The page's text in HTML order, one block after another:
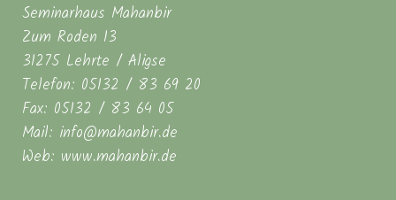
Seminarhaus Mahanbir
Zum Roden 13
31275 Lehrte / Aligse
Telefon: 05132 / 83 69 20
Fax: 05132 / 83 64 05
Mail: info@mahanbir.de
Web: www.mahanbir.de